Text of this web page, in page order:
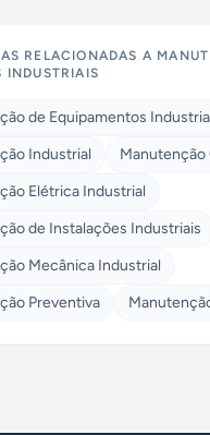
RELACIONADAS A
INDUSTRIAIS
de Equipamentos
Industrial
Manutenção
Elétrica Industrial
de Instalações Industriais
Mecânica Industrial
Preventiva